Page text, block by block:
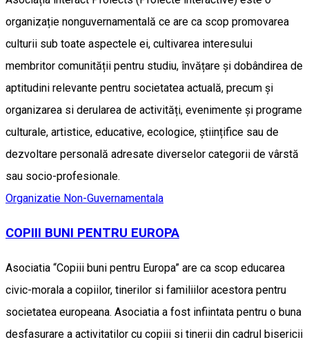
organizație nonguvernamentală ce are ca scop promovarea
culturii sub toate aspectele ei, cultivarea interesului
membritor comunității pentru studiu, învățare și dobândirea de
aptitudini relevante pentru societatea actuală, precum și
organizarea si derularea de activități, evenimente și programe
culturale, artistice, educative, ecologice, științifice sau de
dezvoltare personală adresate diverselor categorii de vârstă
sau socio-profesionale.
Organizatie Non-Guvernamentala
COPIII BUNI PENTRU EUROPA
Asociatia “Copiii buni pentru Europa” are ca scop educarea
civic-morala a copiilor, tinerilor si familiilor acestora pentru
societatea europeana. Asociatia a fost infiintata pentru o buna
desfasurare a activitatilor cu copiii si tinerii din cadrul bisericii